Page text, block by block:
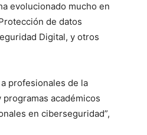
evolucionado mucho en
de datos
Digital, y otros
profesionales de la
académicos
en ciberseguridad”,